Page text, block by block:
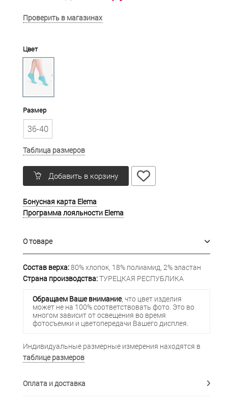
Проверить в магазинах
Цвет
Размер
36-40
Таблица размеров
Добавить в корзину
Бонусная карта Elema
Программа лояльности Elema
О товаре
Состав верха:80% хлопок, 18% полиамид, 2% эластан
Страна производства:ТУРЕЦКАЯ РЕСПУБЛИКА
Обращаем Ваше внимание, что цвет изделия
может не на 100% соответствовать фото. Это во
многом зависит от освещения во время
фотосъемки и цветопередачи Вашего дисплея.
Индивидуальные размерные измерения находятся в
таблице размеров
Оплата и доставка